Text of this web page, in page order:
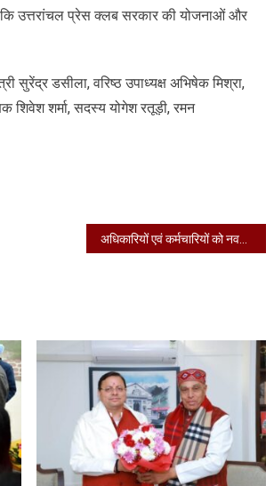
कि उत्तरांचल प्रेस क्लब सरकार की योजनाओं और
सुरेंद्र डसीला, वरिष्ठ उपाध्यक्ष अभिषेक मिश्रा,
शिवेश शर्मा, सदस्य योगेश रतूड़ी, रमन